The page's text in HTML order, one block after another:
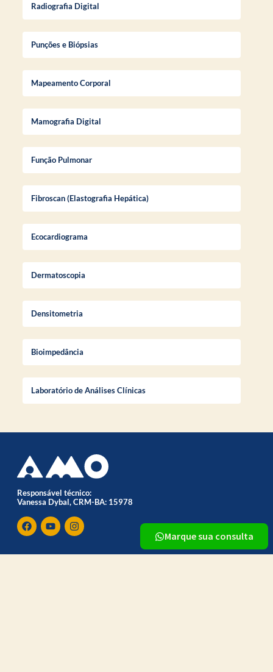
Radiografia Digital
Punções e Biópsias
Mapeamento Corporal
Mamografia Digital
Função Pulmonar
Fibroscan (Elastografia Hepática)
Ecocardiograma
Dermatoscopia
Densitometria
Bioimpedância
Laboratório de Análises Clínicas
Responsável técnico:
Vanessa Dybal, CRM-BA: 15978
Marque sua consulta